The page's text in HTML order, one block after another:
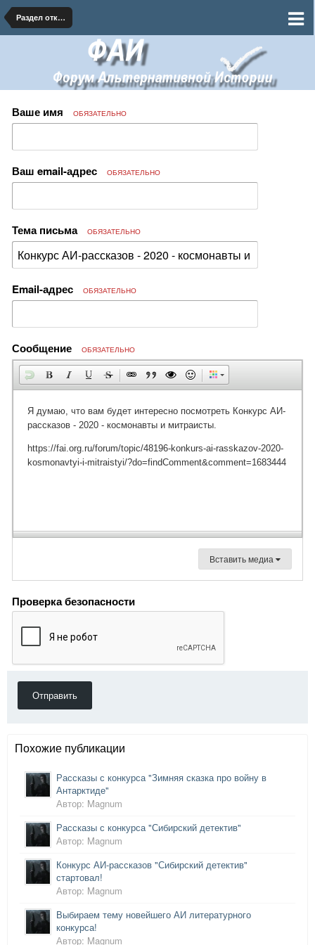
Раздел открытых литературных конкурсов
Ваше имя ОБЯЗАТЕЛЬНО
Ваш email-адрес ОБЯЗАТЕЛЬНО
Тема письма ОБЯЗАТЕЛЬНО
Email-адрес ОБЯЗАТЕЛЬНО
Сообщение ОБЯЗАТЕЛЬНО
Вставить медиа
Проверка безопасности
Отправить
Похожие публикации
Рассказы с конкурса "Зимняя сказка про войну в
Антарктиде"
Автор: Magnum
Рассказы с конкурса "Сибирский детектив"
Автор: Magnum
Конкурс АИ-рассказов "Сибирский детектив"
стартовал!
Автор: Magnum
Выбираем тему новейшего АИ литературного
конкурса!
Автор: Magnum